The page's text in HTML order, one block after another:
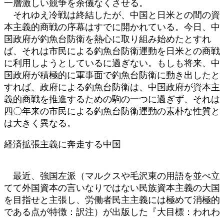
一層激しい競争を余儀なくさせる。
それゆえ冷戦は終結したが、中国と日米との間の資
本主義的商戦の序幕はすでに開かれている。今日、中
国政府が釣魚台防衛を熱心に取り組み始めたとすれ
ば、それは市民による釣魚台防衛運動を日米との商戦
に利用しようとしているに過ぎない。もしも将来、中
国政府が積極的に軍事面で釣魚台防衛に動き出したと
すれば、政府による釣魚台防衛は、中国政府が資本主
義的商戦を推進するための駒の一つに過ぎず、それは
四〇年来の市民による釣魚台防衛運動の素朴な性質と
は大きく異なる。
経済拡張主義に奔走する中国
最近、強国左派（マルクスや毛沢東の用語を並べ立
てて外国資本の言いなりではない民族資本主義の大国
を目指せと主張し、労働者民主主義には極めて消極的
である点が特徴：訳注）が出版した『大目標：われわ